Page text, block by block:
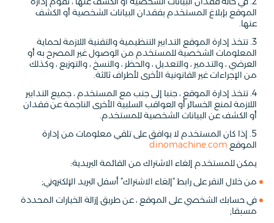
الموقع بإبلاغ المستخدم بفقدان البيانات الشخصية أو الكشف
عنها.
3. تتخذ إدارة الموقع التدابير التنظيمية والتقنية اللازمة لحماية
المعلومات الشخصية للمستخدم من الوصول غير المصرح به أو
العرضي ، والتدمير ، والتعديل ، والحظر ، والنسخ ، والتوزيع ، وكذلك
من الإجراءات غير القانونية الأخرى لأطراف ثالثة.
4. تتخذ إدارة الموقع ، جنبا إلى جنب مع المستخدم ، جميع التدابير
اللازمة لمنع الخسائر أو العواقب السلبية الأخرى الناجمة عن فقدان
أو الكشف عن البيانات الشخصية للمستخدم.
5. إذا كان المستخدم لا يوافق على تلقي معلومات من إدارة
الموقع dinomachine.com
يمكن للمستخدم إلغاء الاشتراك من القائمة البريدية:
من خلال النقر على رابط "إلغاء الاشتراك" أسفل البريد الإلكتروني;
في حسابك الشخصي على الموقع ، عن طريق إزالة الخيارات المحددة
مسبقا;